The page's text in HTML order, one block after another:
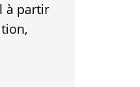
à partir